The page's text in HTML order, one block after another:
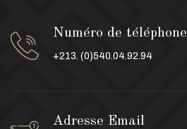
Numéro de téléphone
+213. (0)540.04.92.94
Adresse Email